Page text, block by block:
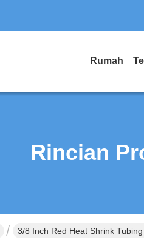
Rumah
Rincian
3/8 Inch Red Heat Shrink